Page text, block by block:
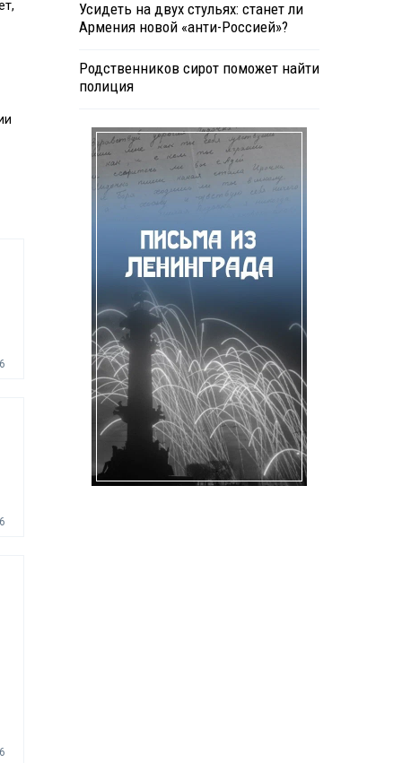
Усидеть на двух стульях: станет ли
Армения новой «анти-Россией»?
Родственников сирот поможет найти
полиция